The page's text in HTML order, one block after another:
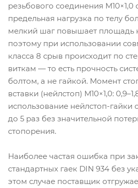
резьбового соединения M10×1,0
предельная нагрузка по телу
мелкий шаг повышает площадь
поэтому при использовании
класса 8 срыв происходит по
виткам — то есть прочность
болтом, а не гайкой. Момент
вставки (нейлстоп) M10×1,0:
использование нейлстоп-
до 5 раз без значительной
стопорения.
Наиболее частая ошибка при
стандартных гаек DIN 934 без
этом случае поставщик